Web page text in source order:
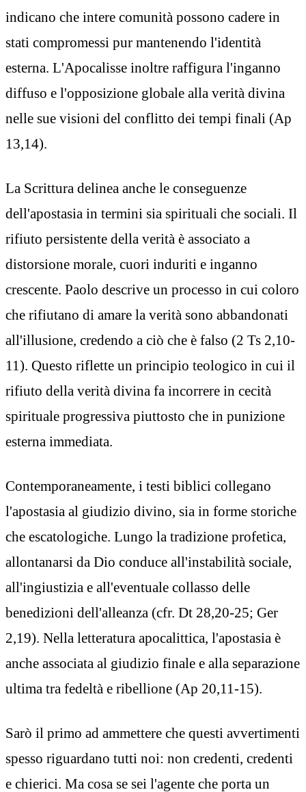
indicano che intere comunità possono cadere in
stati compromessi pur mantenendo l'identità
esterna. L'Apocalisse inoltre raffigura l'inganno
diffuso e l'opposizione globale alla verità divina
nelle sue visioni del conflitto dei tempi finali (Ap
13,14).
La Scrittura delinea anche le conseguenze
dell'apostasia in termini sia spirituali che sociali. Il
rifiuto persistente della verità è associato a
distorsione morale, cuori induriti e inganno
crescente. Paolo descrive un processo in cui coloro
che rifiutano di amare la verità sono abbandonati
all'illusione, credendo a ciò che è falso (2 Ts 2,10-
11). Questo riflette un principio teologico in cui il
rifiuto della verità divina fa incorrere in cecità
spirituale progressiva piuttosto che in punizione
esterna immediata.
Contemporaneamente, i testi biblici collegano
l'apostasia al giudizio divino, sia in forme storiche
che escatologiche. Lungo la tradizione profetica,
allontanarsi da Dio conduce all'instabilità sociale,
all'ingiustizia e all'eventuale collasso delle
benedizioni dell'alleanza (cfr. Dt 28,20-25; Ger
2,19). Nella letteratura apocalittica, l'apostasia è
anche associata al giudizio finale e alla separazione
ultima tra fedeltà e ribellione (Ap 20,11-15).
Sarò il primo ad ammettere che questi avvertimenti
spesso riguardano tutti noi: non credenti, credenti
e chierici. Ma cosa se sei l'agente che porta un